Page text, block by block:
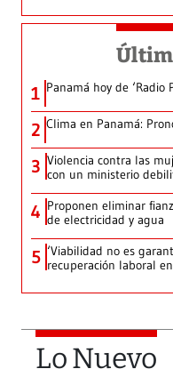
1 Panamá hoy de
2 Clima en Panamá:
3 Violencia contra las
con un ministerio
4 Proponen eliminar
de electricidad y agua
5 ‘Viabilidad no es
recuperación laboral
Lo Nuevo